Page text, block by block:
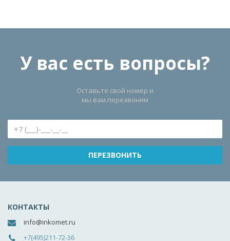
У вас есть вопросы?
Оставьте свой номер и
мы вам перезвоним
КОНТАКТЫ
info@inkomet.ru
+7(495)211-72-36